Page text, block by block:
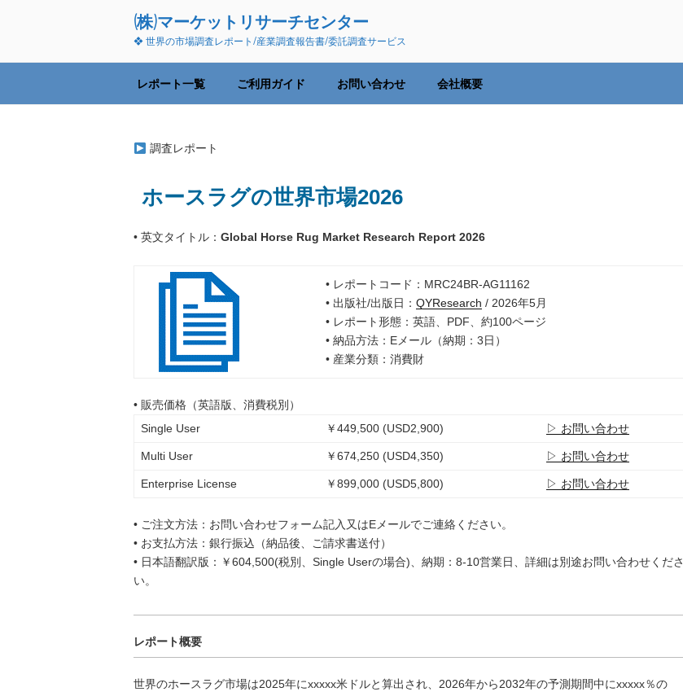
ン
へ
(株)マーケットリサーチセンター
❖ 世界の市場調査レポート/産業調査報告書/委託調査サービス
レポート一覧 ご利用ガイド お問い合わせ 会社概要
調査レポート
ホースラグの世界市場2026
• 英文タイトル： Global Horse Rug Market Research Report 2026
• レポートコード：MRC24BR-AG11162
• 出版社/出版日： QYResearch / 2026年5月
• レポート形態：英語、PDF、約100ページ
• 納品方法：Eメール（納期：3日）
• 産業分類：消費財
• 販売価格（英語版、消費税別）
Single User
￥449,500 (USD2,900) ▷ お問い合わせ
Multi User ￥674,250 (USD4,350) ▷ お問い合わせ
Enterprise License ￥899,000 (USD5,800) ▷ お問い合わせ
• ご注文方法：お問い合わせフォーム記入又はEメールでご連絡ください。
• お支払方法：銀行振込（納品後、ご請求書送付）
• 日本語翻訳版：￥604,500(税別、Single Userの場合)、納期：8-10営業日、詳細は別途お問い合わせくださ
い。
レポート概要
世界のホースラグ市場は2025年にxxxxx米ドルと算出され、2026年から2032年の予測期間中にxxxxx％の